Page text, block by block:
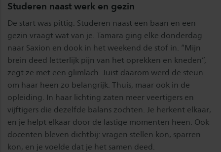
Studeren naast werk en gezin
De start was pittig. Studeren naast een baan en een
gezin vraagt wat van je. Tamara ging elke donderdag
naar Saxion en dook in het weekend de stof in. “Mijn
brein deed letterlijk pijn van het oprekken en kneden”,
zegt ze met een glimlach. Juist daarom werd de steun
om haar heen zo belangrijk. Thuis, maar ook in de
opleiding. In haar lichting zaten meer veertigers en
vijftigers die dezelfde balans zochten. Je herkent elkaar,
en je helpt elkaar door de lastige momenten heen. Ook
docenten bleven dichtbij: vragen stellen kon, sparren
kon, en je voelde dat je het samen deed.